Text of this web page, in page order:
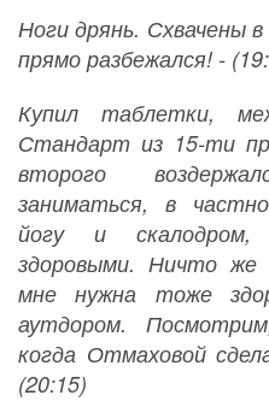
Ноги дрянь. Схвачены
прямо разбежался! -
Купил таблетки,
Стандарт из 15-ти
второго
заниматься, в
йогу и
здоровыми. Ничто
мне нужна тоже
аутдором.
когда Отмаховой
(20:15)